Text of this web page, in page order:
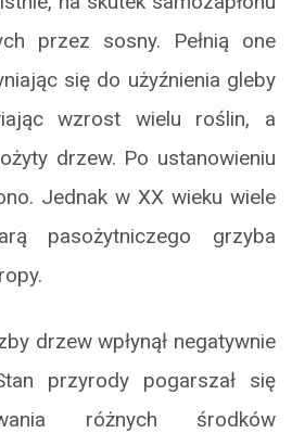
przez sosny. Pełnią one
się do użyźnienia gleby
wzrost wielu roślin, a
drzew. Po ustanowieniu
Jednak w XX wieku wiele
pasożytniczego grzyba
drzew wpłynął negatywnie
przyrody pogarszał się
różnych środków